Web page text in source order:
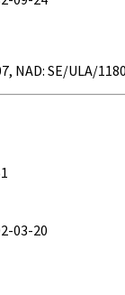
NAD: SE/ULA/
03-20